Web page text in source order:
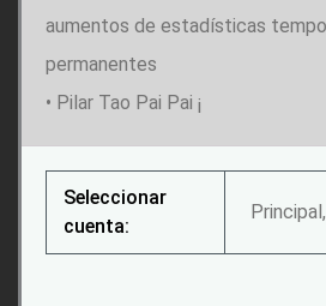
aumentos de estadísticas
permanentes
• Pilar Tao Pai Pai ¡
Seleccionar
cuenta: